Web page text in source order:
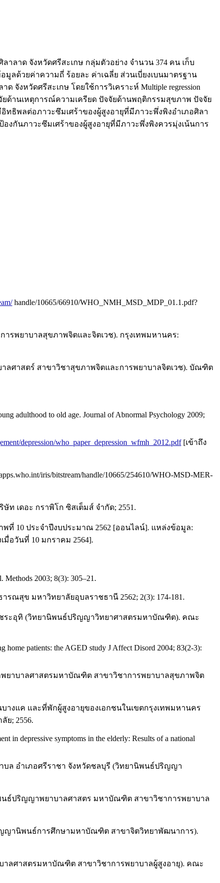
ลาด จังหวัดศรีสะเกษ กลุ่มตัวอย่าง จำนวน 374 คน เก็บ
ลด้วยค่าความถี่ ร้อยละ ค่าเฉลี่ย ส่วนเบี่ยงเบนมาตรฐาน
งหวัดศรีสะเกษ โดยใช้การวิเคราะห์ Multiple regression
ยด้านเหตุการณ์ความเครียด ปัจจัยด้านพฤติกรรมสุขภาพ ปัจจัย
ธิพลต่อภาวะซึมเศร้าของผู้สูงอายุที่มีภาวะพึ่งพิงอำเภอศิลา
องกันภาวะซึมเศร้าของผู้สูงอายุที่มีภาวะพึ่งพิงควรมุ่งเน้นการ
handle/10665/66910/WHO_NMH_MSD_MDP_01.1.pdf?
รพยาบาลสุขภาพจิตและจิตเวช). กรุงเทพมหานคร:
ศาสตร์ สาขาวิชาสุขภาพจิตและการพยาบาลจิตเวช). บัณฑิต
adulthood to old age. Journal of Abnormal Psychology 2009;
depression/who_paper_depression_wfmh_2012.pdf[เข้าถึง
iris/bitstream/handle/10665/254610/WHO-MSD-MER-
ท เดอะ กราพิโก ซิสเต็มส์ จำกัด; 2551.
ที่ 10 ประจำปีงบประมาณ 2562 [ออนไลน์]. แหล่งข้อมูล:
เมื่อวันที่ 10 มกราคม 2564].
Methods 2003; 8(3): 305–21.
ณสุข มหาวิทยาลัยอุบลราชธานี 2562; 2(3): 174-181.
ชระอุทิ (วิทยานิพนธ์ปริญญาวิทยาศาสตรมหาบัณฑิต). คณะ
home patients: the AGED study J Affect Disord 2004; 83(2-3):
ยาบาลศาสตรมหาบัณฑิต สาขาวิชาการพยาบาลสุขภาพจิต
งแค และที่พักผู้สูงอายุของเอกชนในเขตกรุงเทพมหานคร
; 2556.
in depressive symptoms in the elderly: Results of a national
บล อำเภอศรีราชา จังหวัดชลบุรี (วิทยานิพนธ์ปริญญา
นธ์ปริญญาพยาบาลศาสตร มหาบัณฑิต สาขาวิชาการพยาบาล
ญญานิพนธ์การศึกษามหาบัณฑิต สาขาจิตวิทยาพัฒนาการ).
าลศาสตรมหาบัณฑิต สาขาวิชาการพยาบาลผู้สูงอายุ). คณะ